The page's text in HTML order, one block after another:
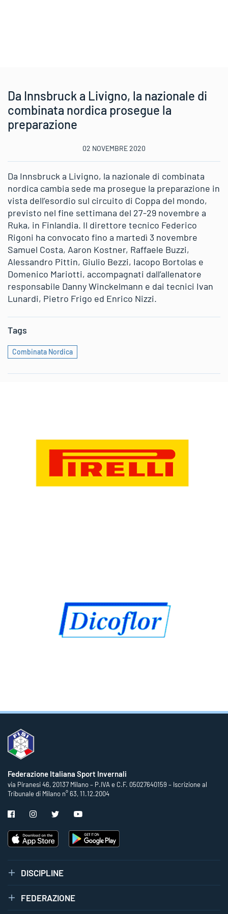
Da Innsbruck a Livigno, la nazionale di
combinata nordica prosegue la
preparazione
02 NOVEMBRE 2020
Da Innsbruck a Livigno, la nazionale di combinata
nordica cambia sede ma prosegue la preparazione in
vista dell’esordio sul circuito di Coppa del mondo,
previsto nel fine settimana del 27-29 novembre a
Ruka, in Finlandia. Il direttore tecnico Federico
Rigoni ha convocato fino a martedì 3 novembre
Samuel Costa, Aaron Kostner, Raffaele Buzzi,
Alessandro Pittin, Giulio Bezzi, Iacopo Bortolas e
Domenico Mariotti, accompagnati dall’allenatore
responsabile Danny Winckelmann e dai tecnici Ivan
Lunardi, Pietro Frigo ed Enrico Nizzi.
Tags
Combinata Nordica
Federazione Italiana Sport Invernali
via Piranesi 46, 20137 Milano – P.IVA e C.F. 05027640159 – Iscrizione al
Tribunale di Milano n° 63, 11.12.2004
DISCIPLINE
FEDERAZIONE